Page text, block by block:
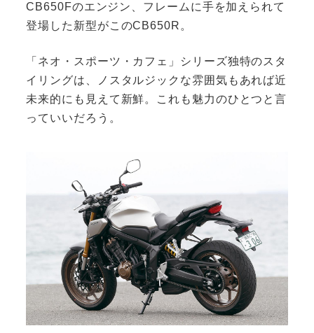
CB650Fのエンジン、フレームに手を加えられて
登場した新型がこのCB650R。
「ネオ・スポーツ・カフェ」シリーズ独特のスタ
イリングは、ノスタルジックな雰囲気もあれば近
未来的にも見えて新鮮。これも魅力のひとつと言
っていいだろう。